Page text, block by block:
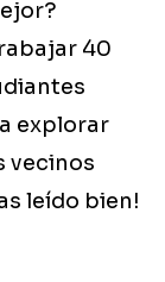
40
explorar
vecinos
leído bien!